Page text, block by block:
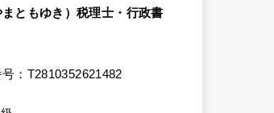
ともゆき）税理士・行政書
：T2810352621482